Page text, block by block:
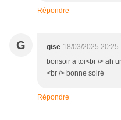
Répondre
G gise 18/03/2025 20:25
bonsoir a toi<br /> ah
<br /> bonne soiré
Répondre